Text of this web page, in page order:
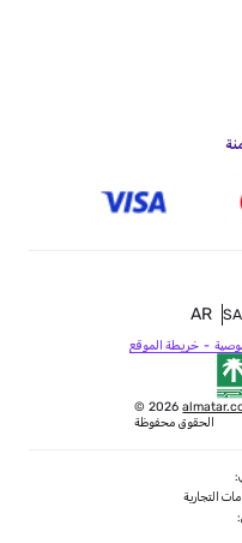
© 2026
الحقوق محفوظة
SA
AR
خريطة الموقع
التجارية